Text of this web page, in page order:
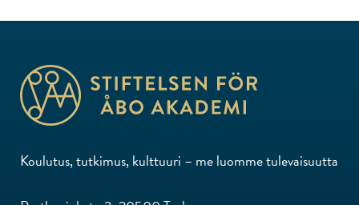
Koulutus, tutkimus, kulttuuri – me luomme tulevaisuutta